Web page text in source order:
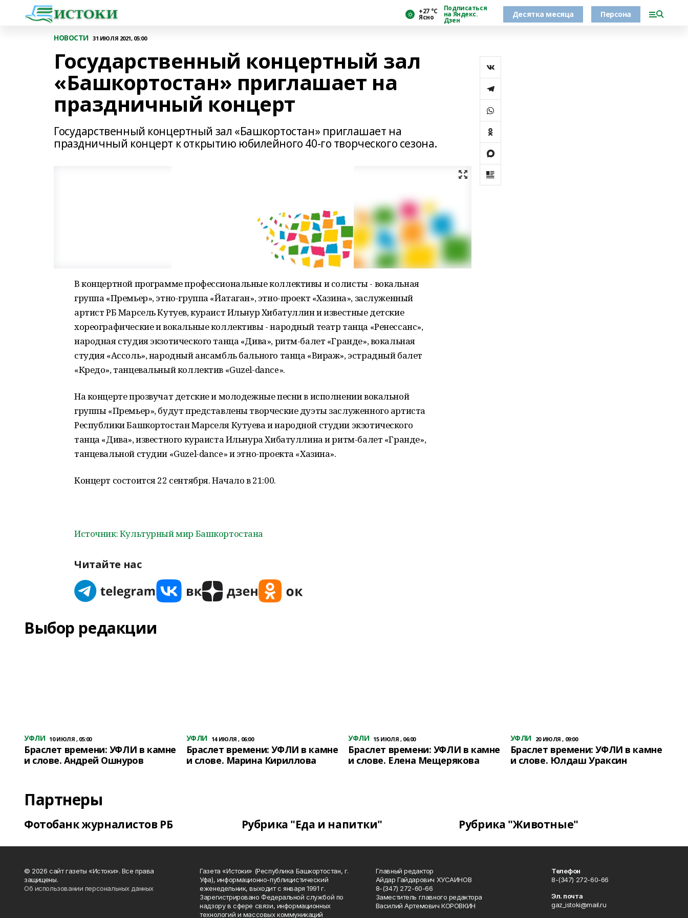
+27 °С
Ясно
Подписаться
на Яндекс.
Дзен
Десятка месяца Персона
НОВОСТИ 31 ИЮЛЯ 2021, 05:00
Государственный концертный зал
«Башкортостан» приглашает на
праздничный концерт
Государственный концертный зал «Башкортостан» приглашает на
праздничный концерт к открытию юбилейного 40-го творческого сезона.
В концертной программе профессиональные коллективы и солисты - вокальная
группа «Премьер», этно-группа «Йатаган», этно-проект «Хазина», заслуженный
артист РБ Марсель Кутуев, кураист Ильнур Хибатуллин и известные детские
хореографические и вокальные коллективы - народный театр танца «Ренессанс»,
народная студия экзотического танца «Дива», ритм-балет «Гранде», вокальная
студия «Ассоль», народный ансамбль бального танца «Вираж», эстрадный балет
«Кредо», танцевальный коллектив «Guzel-dance».
На концерте прозвучат детские и молодежные песни в исполнении вокальной
группы «Премьер», будут представлены творческие дуэты заслуженного артиста
Республики Башкортостан Марселя Кутуева и народной студии экзотического
танца «Дива», известного кураиста Ильнура Хибатуллина и ритм-балет «Гранде»,
танцевальной студии «Guzel-dance» и этно-проекта «Хазина».
Концерт состоится 22 сентября. Начало в 21:00.
Источник: Культурный мир Башкортостана
Читайте нас
Выбор редакции
УФЛИ 10 ИЮЛЯ , 05:00
Браслет времени: УФЛИ в камне
и слове. Андрей Ошнуров
УФЛИ 14 ИЮЛЯ , 06:00
Браслет времени: УФЛИ в камне
и слове. Марина Кириллова
УФЛИ 15 ИЮЛЯ , 06:00
Браслет времени: УФЛИ в камне
и слове. Елена Мещерякова
УФЛИ 20 ИЮЛЯ , 09:00
Браслет времени: УФЛИ в камне
и слове. Юлдаш Ураксин
Партнеры
Фотобанк журналистов РБ Рубрика "Еда и напитки" Рубрика "Животные"
© 2026 сайт газеты «Истоки». Все права
защищены.
Об использовании персональных данных
Газета «Истоки» (Республика Башкортостан, г.
Уфа), информационно-публицистический
еженедельник, выходит с января 1991 г.
Зарегистрировано Федеральной службой по
надзору в сфере связи, информационных
технологий и массовых коммуникаций
Главный редактор
Айдар Гайдарович ХУСАИНОВ
8-(347) 272-60-66
Заместитель главного редактора
Василий Артемович КОРОВКИН
Телефон
8-(347) 272-60-66
Эл. почта
gaz_istoki@mail.ru